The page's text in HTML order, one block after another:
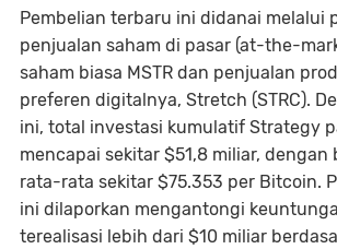
Pembelian terbaru ini didanai melalui
penjualan saham di pasar (at-the-
saham biasa MSTR dan penjualan
preferen digitalnya, Stretch (STRC).
ini, total investasi kumulatif Strategy
mencapai sekitar $51,8 miliar, dengan
rata-rata sekitar $75.353 per Bitcoin.
ini dilaporkan mengantongi
terealisasi lebih dari $10 miliar